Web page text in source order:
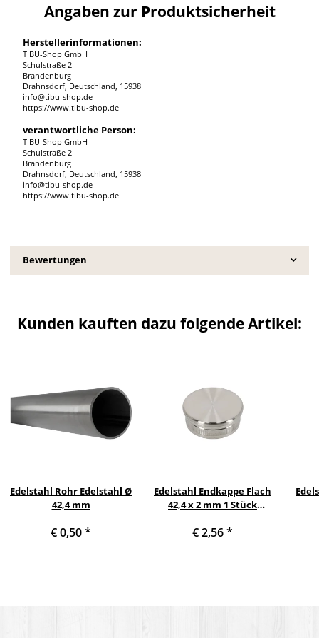
Angaben zur Produktsicherheit
Herstellerinformationen:
TIBU-Shop GmbH
Schulstraße 2
Brandenburg
Drahnsdorf, Deutschland, 15938
info@tibu-shop.de
https://www.tibu-shop.de
verantwortliche Person:
TIBU-Shop GmbH
Schulstraße 2
Brandenburg
Drahnsdorf, Deutschland, 15938
info@tibu-shop.de
https://www.tibu-shop.de
Bewertungen
Kunden kauften dazu folgende Artikel:
Edelstahl Rohr Edelstahl Ø
42,4 mm
€ 0,50*
Edelstahl Endkappe Flach
42,4 x 2 mm 1 Stück
€ 2,56*